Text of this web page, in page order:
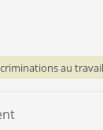
au travail